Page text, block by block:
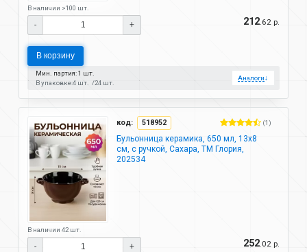
В наличии >100 шт.
- + 212.62 р.
В корзину
Мин. партия: 1 шт.
В упаковке:4 шт. 24 шт.
Аналоги↓
код: 518952 (1)
Бульонница керамика, 650 мл, 13х8
см, с ручкой, Сахара, ТМ Глория,
202534
В наличии 42 шт.
- + 252.02 р.